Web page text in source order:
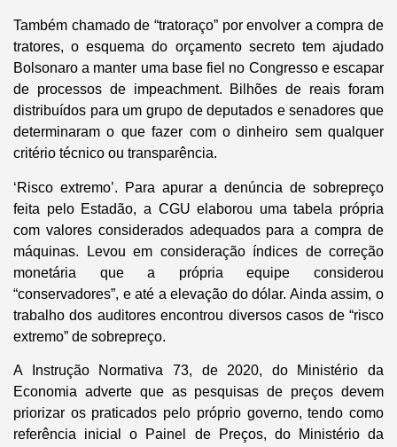
Também chamado de “tratoraço” por envolver a compra de
tratores, o esquema do orçamento secreto tem ajudado
Bolsonaro a manter uma base fiel no Congresso e escapar
de processos de impeachment. Bilhões de reais foram
distribuídos para um grupo de deputados e senadores que
determinaram o que fazer com o dinheiro sem qualquer
critério técnico ou transparência.
‘Risco extremo’. Para apurar a denúncia de sobrepreço
feita pelo Estadão, a CGU elaborou uma tabela própria
com valores considerados adequados para a compra de
máquinas. Levou em consideração índices de correção
monetária que a própria equipe considerou
“conservadores”, e até a elevação do dólar. Ainda assim, o
trabalho dos auditores encontrou diversos casos de “risco
extremo” de sobrepreço.
A Instrução Normativa 73, de 2020, do Ministério da
Economia adverte que as pesquisas de preços devem
priorizar os praticados pelo próprio governo, tendo como
referência inicial o Painel de Preços, do Ministério da